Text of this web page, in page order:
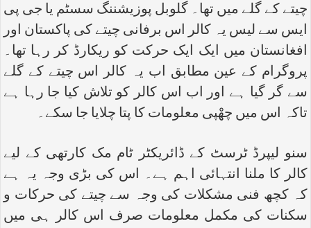
چیتے کے گلے میں تھا۔ گلوبل پوزیشننگ سسٹم یا جی پی
ایس سے لیس یہ کالر اس برفانی چیتے کی پاکستان اور
افغانستان میں ایک ایک حرکت کو ریکارڈ کر رہا تھا۔
پروگرام کے عین مطابق اب یہ کالر اس چیتے کے گلے
سے گر گیا ہے اور اب اس کالر کو تلاش کیا جا رہا ہے
تاکہ اس میں چھْپی معلومات کا پتا چلایا جا سکے۔
سنو لیپرڈ ٹرسٹ کے ڈائریکٹر ٹام مک کارتھی کے لیے
کالر کا ملنا انتہائی اہم ہے۔ اس کی بڑی وجہ یہ ہے
کہ کچھ فنی مشکلات کی وجہ سے چیتے کی حرکات و
سکنات کی مکمل معلومات صرف اس کالر ہی میں